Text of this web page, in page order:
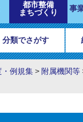
都市整備
まちづくり
事
分類でさがす
・例規集 > 附属機関等